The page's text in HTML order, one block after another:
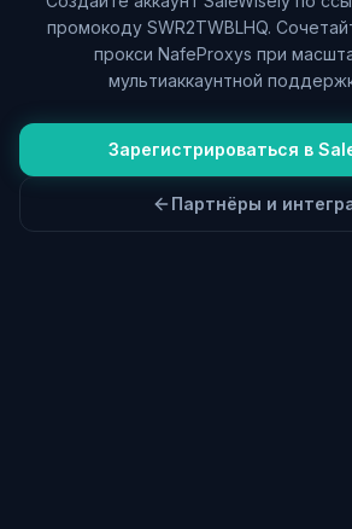
промокоду SWR2TWBLHQ.
прокси NafeProxys при
мультиаккаунтной
Зарегистрироваться в
Партнёры и